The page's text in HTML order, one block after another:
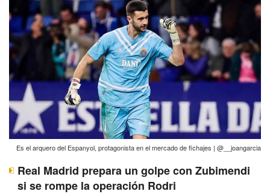
Es el arquero del Espanyol, protagonista en el mercado de fichajes | @__joangarcia
Real Madrid prepara un golpe con Zubimendi
si se rompe la operación Rodri